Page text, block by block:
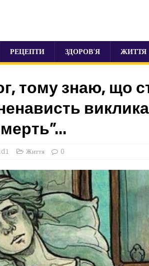
РЕЦЕПТИ ЗДОРОВ’Я ЖИТТЯ
тому знаю, що
Життя 0